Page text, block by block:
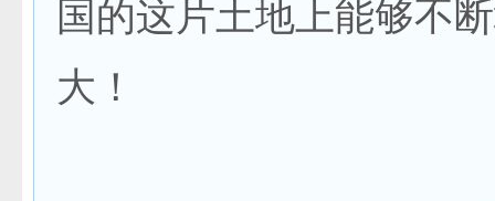
国的这片土地上能够不
大！